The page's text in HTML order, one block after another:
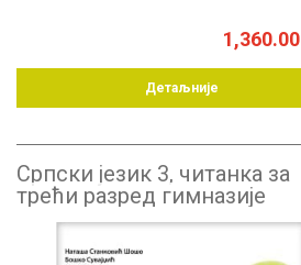
1,360.00
Детаљније
Српски језик 3, читанка за
трећи разред гимназије